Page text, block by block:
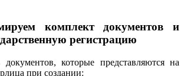
комплект документов и
регистрацию
которые представляются на
при создании: